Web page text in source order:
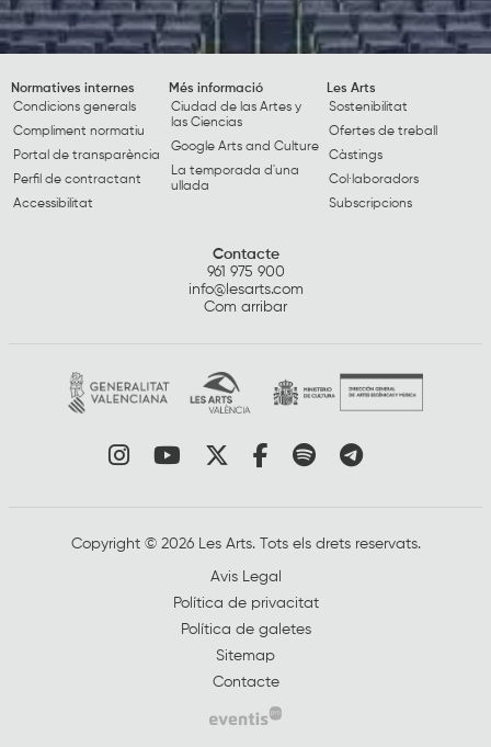
Normatives internes
Condicions generals
Compliment normatiu
Portal de transparència
Perfil de contractant
Accessibilitat
Més informació
Ciudad de las Artes y
las Ciencias
Google Arts and Culture
La temporada d'una
ullada
Les Arts
Sostenibilitat
Ofertes de treball
Càstings
Col·laboradors
Subscripcions
Contacte
961 975 900
info@lesarts.com
Com arribar
Link a instagram
Link a youtube
Link a twitter
Link a facebook
Link a spotify
Link a
Copyright © 2026 Les Arts. Tots els drets reservats.
Avis Legal
Política de privacitat
Política de galetes
Sitemap
Contacte